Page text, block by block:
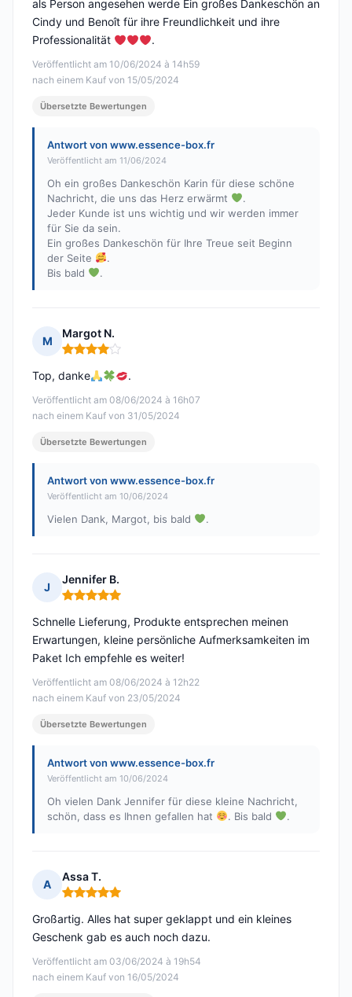
Veröffentlicht am 10/06/2024 à 14h59
nach einem Kauf von 15/05/2024
als Person angesehen werde Ein großes Dankeschön an
Cindy und Benoît für ihre Freundlichkeit und ihre
Professionalität
.
Übersetzte Bewertungen
Antwort von www.essence-box.fr
Veröffentlicht am 11/06/2024
Oh ein großes Dankeschön Karin für diese schöne
Nachricht, die uns das Herz erwärmt
.
Jeder Kunde ist uns wichtig und wir werden immer
für Sie da sein.
Ein großes Dankeschön für Ihre Treue seit Beginn
der Seite
.
Bis bald
.
M
Margot N.
Hinweis: 4 von 5
Veröffentlicht am 08/06/2024 à 16h07
nach einem Kauf von 31/05/2024
Top, danke .
Übersetzte Bewertungen
Antwort von www.essence-box.fr
Veröffentlicht am 10/06/2024
Vielen Dank, Margot, bis bald .
J
Jennifer B.
Hinweis: 5 von 5
Veröffentlicht am 08/06/2024 à 12h22
nach einem Kauf von 23/05/2024
Schnelle Lieferung, Produkte entsprechen meinen
Erwartungen, kleine persönliche Aufmerksamkeiten im
Paket Ich empfehle es weiter!
Übersetzte Bewertungen
Antwort von www.essence-box.fr
Veröffentlicht am 10/06/2024
Oh vielen Dank Jennifer für diese kleine Nachricht,
schön, dass es Ihnen gefallen hat
. Bis bald .
A
Assa T.
Hinweis: 5 von 5
Veröffentlicht am 03/06/2024 à 19h54
nach einem Kauf von 16/05/2024
Großartig. Alles hat super geklappt und ein kleines
Geschenk gab es auch noch dazu.